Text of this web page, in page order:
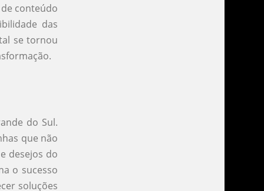
conteúdo
das
se tornou
do Sul.
que não
desejos do
o sucesso
soluções